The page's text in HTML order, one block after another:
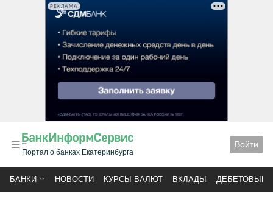
РЕКЛАМА
Портал о банках Екатеринбурга
Войти
БАНКИ НОВОСТИ КУРСЫ ВАЛЮТ ВКЛАДЫ ДЕБЕТОВЫЕ